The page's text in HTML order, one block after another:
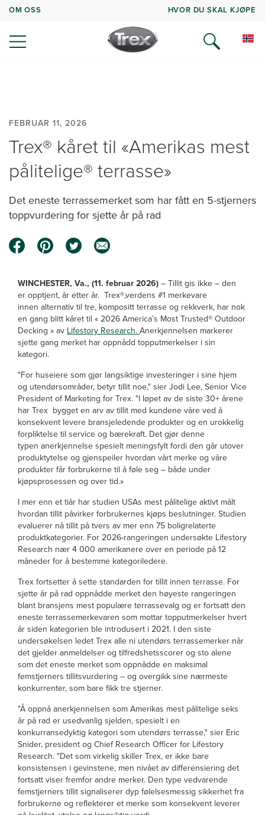
OM OSS HVOR DU SKAL KJØPE
FEBRUAR 11, 2026
Trex® kåret til «Amerikas mest
pålitelige® terrasse»
Det eneste terrassemerket som har fått en 5-stjerners
toppvurdering for sjette år på rad
WINCHESTER, Va., (11. februar 2026)– Tillit gis ikke – den
er opptjent, år etter år. Trex®,verdens #1 merkevare
innen alternativ til tre, kompositt terrasse og rekkverk, har nok
en gang blitt kåret til « 2026 America’s Most Trusted® Outdoor
Decking » av Lifestory Research.Anerkjennelsen markerer
sjette gang merket har oppnådd topputmerkelser i sin
kategori.
"For huseiere som gjør langsiktige investeringer i sine hjem
og utendørsområder, betyr tillit noe," sier Jodi Lee, Senior Vice
President of Marketing for Trex. "I løpet av de siste 30+ årene
har Trex bygget en arv av tillit med kundene våre ved å
konsekvent levere bransjeledende produkter og en urokkelig
forpliktelse til service og bærekraft. Det gjør denne
typen anerkjennelse spesielt meningsfylt fordi den går utover
produktytelse og gjenspeiler hvordan vårt merke og våre
produkter får forbrukerne til å føle seg – både under
kjøpsprosessen og over tid.»
I mer enn et tiår har studien USAs mest pålitelige aktivt målt
hvordan tillit påvirker forbrukernes kjøps beslutninger. Studien
evaluerer nå tillit på tvers av mer enn 75 boligrelaterte
produktkategorier. For 2026-rangeringen undersøkte Lifestory
Research nær 4 000 amerikanere over en periode på 12
måneder for å bestemme kategoriledere.
Trex fortsetter å sette standarden for tillit innen terrasse. For
sjette år på rad oppnådde merket den høyeste rangeringen
blant bransjens mest populære terrassevalg og er fortsatt den
eneste terrassemerkevaren som mottar topputmerkelser hvert
år siden kategorien ble introdusert i 2021. I den siste
undersøkelsen ledet Trex alle ni utendørs terrassemerker når
det gjelder anmeldelser og tilfredshetsscorer og sto alene
som det eneste merket som oppnådde en maksimal
femstjerners tillitsvurdering – og overgikk sine nærmeste
konkurrenter, som bare fikk tre stjerner.
"Å oppnå anerkjennelsen som Amerikas mest pålitelige seks
år på rad er usedvanlig sjelden, spesielt i en
konkurransedyktig kategori som utendørs terrasse," sier Eric
Snider, president og Chief Research Officer for Lifestory
Research. "Det som virkelig skiller Trex, er ikke bare
konsistensen i gevinstene, men nivået av differensiering det
fortsatt viser fremfor andre merker. Den type vedvarende
femstjerners tillit signaliserer dyp følelsesmessig sikkerhet fra
forbrukerne og reflekterer et merke som konsekvent leverer